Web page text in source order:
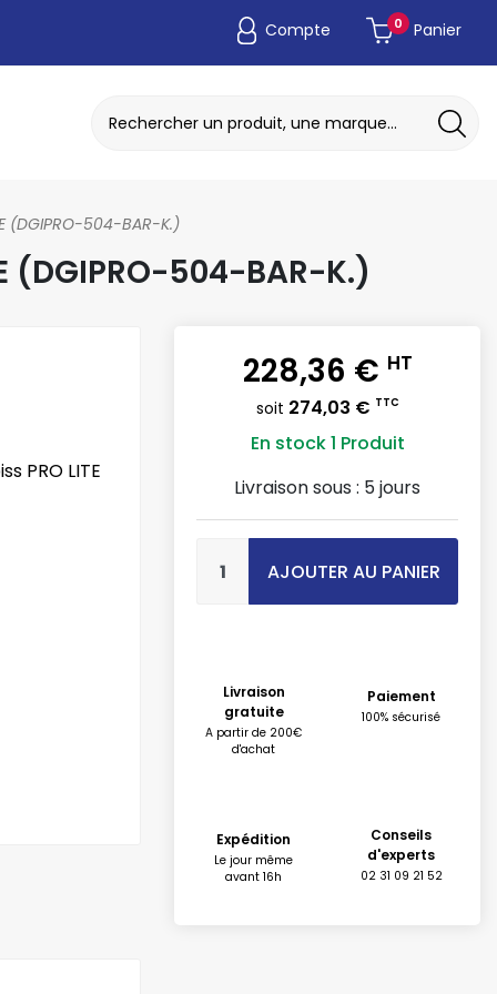
Compte 0 Panier
(DGIPRO-504-BAR-K.)
(DGIPRO-504-BAR-K.)
PRO LITE
228,36 € HT
soit 274,03 € TTC
En stock1 Produit
Livraison sous : 5 jours
AJOUTER AU PANIER
Livraison
gratuite
A partir de 200€
d'achat
Paiement
100% sécurisé
Expédition
Le jour même
avant 16h
Conseils
d'experts
02 31 09 21 52